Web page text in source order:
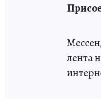
При
лента